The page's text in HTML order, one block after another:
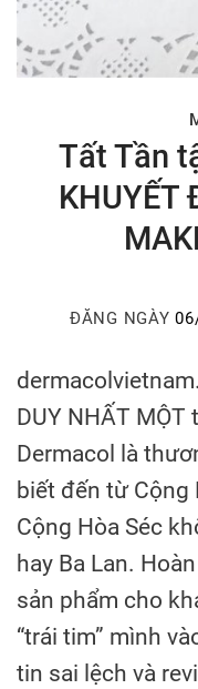
Tất Tần
KHUYẾT
ĐĂNG NGÀY
DUY NHẤT
Dermacol là
biết đến từ Cộng
Cộng Hòa Séc
hay Ba Lan.
sản phẩm cho
“trái tim” mình
tin sai lệch và